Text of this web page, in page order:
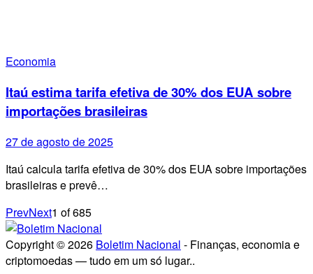
Economia
Itaú estima tarifa efetiva de 30% dos EUA sobre
importações brasileiras
27 de agosto de 2025
Itaú calcula tarifa efetiva de 30% dos EUA sobre importações
brasileiras e prevê…
PrevNext1 of685
Copyright © 2026 Boletim Nacional - Finanças, economia e
criptomoedas — tudo em um só lugar..